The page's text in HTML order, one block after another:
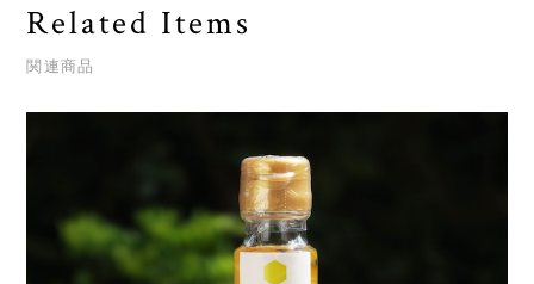
Related Items
関連商品